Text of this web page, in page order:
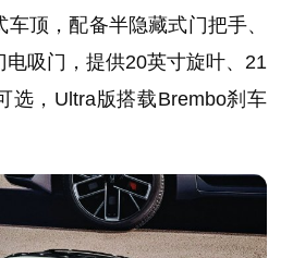
顶，配备半隐藏式门把手、
电吸门，提供20英寸旋叶、21
选，Ultra版搭载Brembo刹车